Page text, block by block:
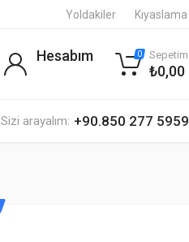
Yoldakiler Kıyaslama
Sizi arayalım: +90.850 277 5959
Hesabım 0 Sepetim
₺0,00